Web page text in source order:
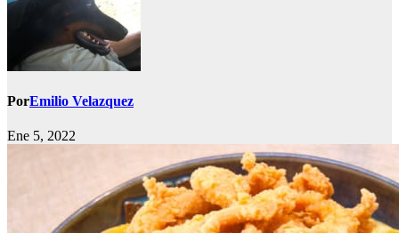
PorEmilio Velazquez
Ene 5, 2022